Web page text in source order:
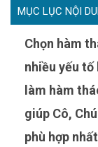
MỤC LỤC NỘI
Chọn hàm tháo lắp phù hợp cần cân nhắc rất
nhiều yếu
làm hàm
giúp Cô,
phù hợp